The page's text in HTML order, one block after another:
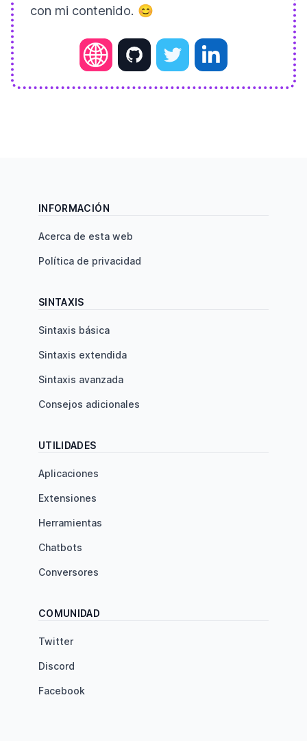
con mi contenido. 😊
INFORMACIÓN
Acerca de esta web
Política de privacidad
SINTAXIS
Sintaxis básica
Sintaxis extendida
Sintaxis avanzada
Consejos adicionales
UTILIDADES
Aplicaciones
Extensiones
Herramientas
Chatbots
Conversores
COMUNIDAD
Twitter
Discord
Facebook